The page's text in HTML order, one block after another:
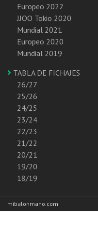
Europeo 2022
JJOO Tokio 2020
Mundial 2021
Europeo 2020
Mundial 2019
TABLA DE FICHAJES
26/27
25/26
24/25
23/24
22/23
21/22
20/21
19/20
18/19
mibalonmano.com